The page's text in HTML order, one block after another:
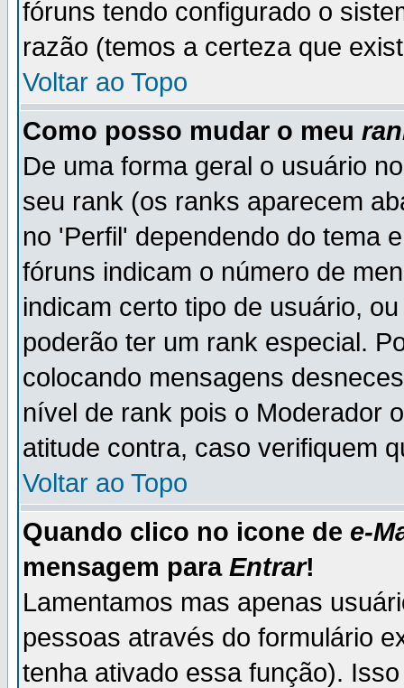
fóruns tendo configurado o
razão (temos a certeza que
Voltar ao Topo
Como posso mudar o meu
De uma forma geral o usuário
seu rank (os ranks aparecem
no 'Perfil' dependendo do tema
fóruns indicam o número de
indicam certo tipo de usuário,
poderão ter um rank especial.
colocando mensagens
nível de rank pois o Moderador
atitude contra, caso verifiquem
Voltar ao Topo
Quando clico no icone de e-
mensagem para Entrar!
Lamentamos mas apenas
pessoas através do formulário
tenha ativado essa função).